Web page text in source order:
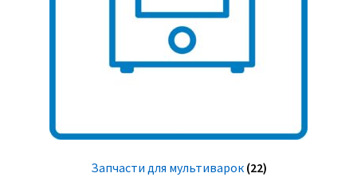
Запчасти для мультиварок (22)